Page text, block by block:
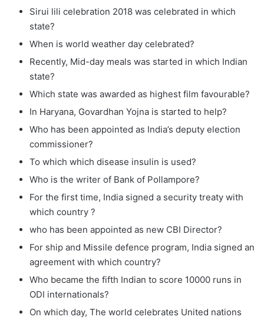
Sirui lili celebration 2018 was celebrated in which
state?
When is world weather day celebrated?
Recently, Mid-day meals was started in which Indian
state?
Which state was awarded as highest film favourable?
In Haryana, Govardhan Yojna is started to help?
Who has been appointed as India’s deputy election
commissioner?
To which which disease insulin is used?
Who is the writer of Bank of Pollampore?
For the first time, India signed a security treaty with
which country ?
who has been appointed as new CBI Director?
For ship and Missile defence program, India signed an
agreement with which country?
Who became the fifth Indian to score 10000 runs in
ODI internationals?
On which day, The world celebrates United nations